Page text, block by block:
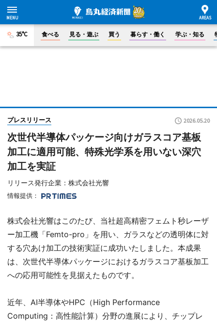
35°C 食べる 見る・遊ぶ 買う 暮らす・働く 学ぶ・知る
プレスリリース 2026.05.20
次世代半導体パッケージ向けガラスコア基板
加工に適用可能、特殊光学系を用いない深穴
加工を実証
リリース発行企業：株式会社光響
情報提供：
株式会社光響はこのたび、当社超高精密フェムト秒レーザ
ー加工機「Femto-pro」を用い、ガラスなどの透明体に対
する穴あけ加工の技術実証に成功いたしました。本成果
は、次世代半導体パッケージにおけるガラスコア基板加工
への応用可能性を見据えたものです。
近年、AI半導体やHPC（High Performance
Computing：高性能計算）分野の進展により、チップレ